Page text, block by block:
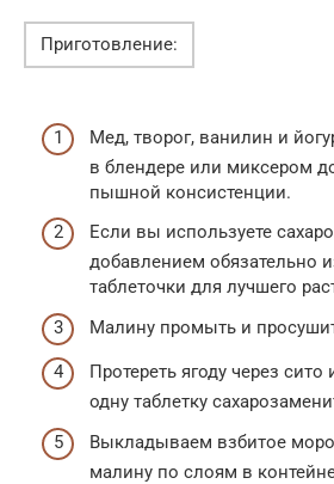
Приготовление:
Мед, творог, ванилин и
в блендере или миксером
пышной консистенции.
Если вы используете
добавлением обязательно
таблеточки для лучшего
Малину промыть и
Протереть ягоду через
одну таблетку
Выкладываем взбитое
малину по слоям в